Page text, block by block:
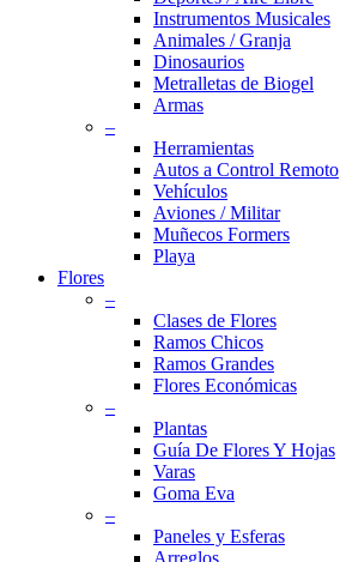
Instrumentos Musicales
Animales / Granja
Dinosaurios
Metralletas de Biogel
Armas
–
Herramientas
Autos a Control Remoto
Vehículos
Aviones / Militar
Muñecos Formers
Playa
Flores
–
Clases de Flores
Ramos Chicos
Ramos Grandes
Flores Económicas
–
Plantas
Guía De Flores Y Hojas
Varas
Goma Eva
–
Paneles y Esferas
Arreglos